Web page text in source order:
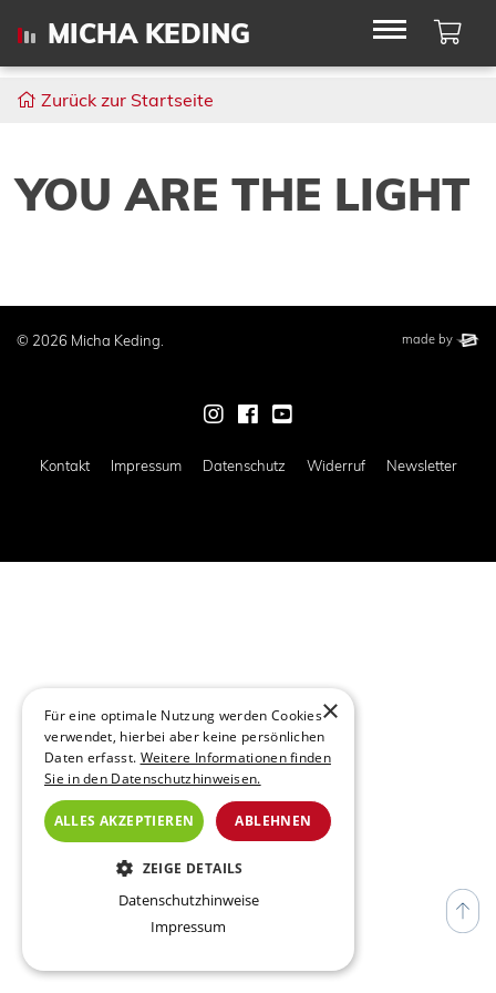
MICHA KEDING
Zurück zur Startseite
YOU ARE THE LIGHT
© 2026 Micha Keding. This website
made by elbsite
Zur Instagram-Seite von
Zur Facebook-Seite von
Zur Youtube-Seite
Kontakt Impressum Datenschutz Widerruf Newsletter
×
Für eine optimale Nutzung werden Cookies
verwendet, hierbei aber keine persönlichen
Daten erfasst. Weitere Informationen finden
Sie in den Datenschutzhinweisen.
ALLES AKZEPTIEREN ABLEHNEN
ZEIGE DETAILS
ESSENZIELL
Datenschutzhinweise
Impressum